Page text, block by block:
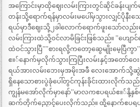
အကြောင်းမှာထိုဈေးလမ်းကြားတွင်ဆိုင်ခန်းပျက်
တန်းသို့ရောက်ရန်မှာလမ်းမပေါ်မှသွားလျှင်ပိုနီးသ
ရယ်မှာဒီဈေးသို့၂ခါလောက်ရောက်ဖူးသော်လည်
လမ်းကြားထဲသို့ဝင်လာမိခြင်းဖြစ်သည်။ ”ဟျော
ထဲဝင်သွားပြီ””စားရလို့ကတော့ဆွေမျိုးမေ့ပြီ
ဧ။်နောက်မှလိုက်သွားကြပြီးလမ်းနှင့်အတော်ဝေ
ရယ်အားလမ်းဘေးမှအမိုးအဖီ လေးအောက်သို့
ရှိနေသောစားပွဲခုံပေါ်တွင်ကုန်းခိုင်းထားလိုက်
ကျွန်မအော်လိုက်မှာနော်”မာလကဧပရယ်ဧ။်နို့
ဆက်တိုက်ညှောင့်ပေးလိုက်သည်။ ထို့နောက်ဧပရယ်